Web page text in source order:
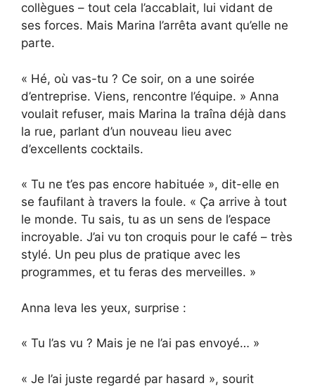
collègues – tout cela l’accablait, lui vidant de
ses forces. Mais Marina l’arrêta avant qu’elle ne
parte.
« Hé, où vas-tu ? Ce soir, on a une soirée
d’entreprise. Viens, rencontre l’équipe. » Anna
voulait refuser, mais Marina la traîna déjà dans
la rue, parlant d’un nouveau lieu avec
d’excellents cocktails.
« Tu ne t’es pas encore habituée », dit-elle en
se faufilant à travers la foule. « Ça arrive à tout
le monde. Tu sais, tu as un sens de l’espace
incroyable. J’ai vu ton croquis pour le café – très
stylé. Un peu plus de pratique avec les
programmes, et tu feras des merveilles. »
Anna leva les yeux, surprise :
« Tu l’as vu ? Mais je ne l’ai pas envoyé… »
« Je l’ai juste regardé par hasard », sourit